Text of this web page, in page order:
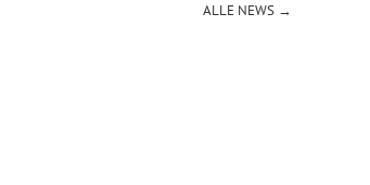
ALLE NEWS →